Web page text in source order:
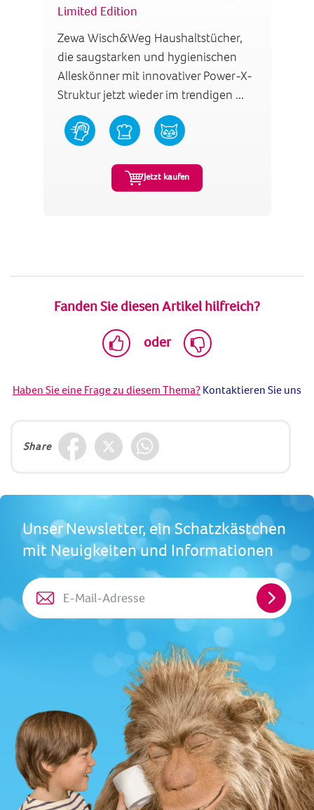
Limited Edition
Zewa Wisch&Weg Haushaltstücher,
die saugstarken und hygienischen
Alleskönner mit innovativer Power-X-
Struktur jetzt wieder im trendigen ...
Jetzt kaufen
Fanden Sie diesen Artikel hilfreich?
oder
Haben Sie eine Frage zu diesem Thema? Kontaktieren Sie uns
Share
Unser Newsletter, ein Schatzkästchen
mit Neuigkeiten und Informationen
E-
Mail-
Adresse